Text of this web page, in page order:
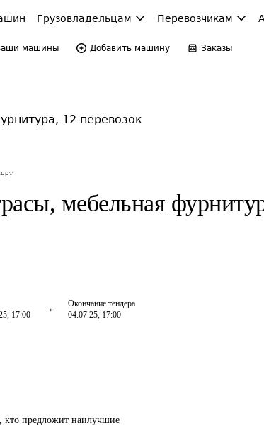
Грузовладельцам Перевозчикам
машины Добавить машину Заказы
12 перевозок
мебельная
17:00
Окончание тендера
04.07.25, 17:00
кто предложит наилучшие